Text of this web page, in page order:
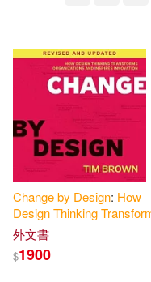
可港澳店取(6)
可新加坡店取(6)
可菲律賓店取(6)
電子書
Changeby Design: How
DesignThinking
Organizations
Innovation
外文書
$1900